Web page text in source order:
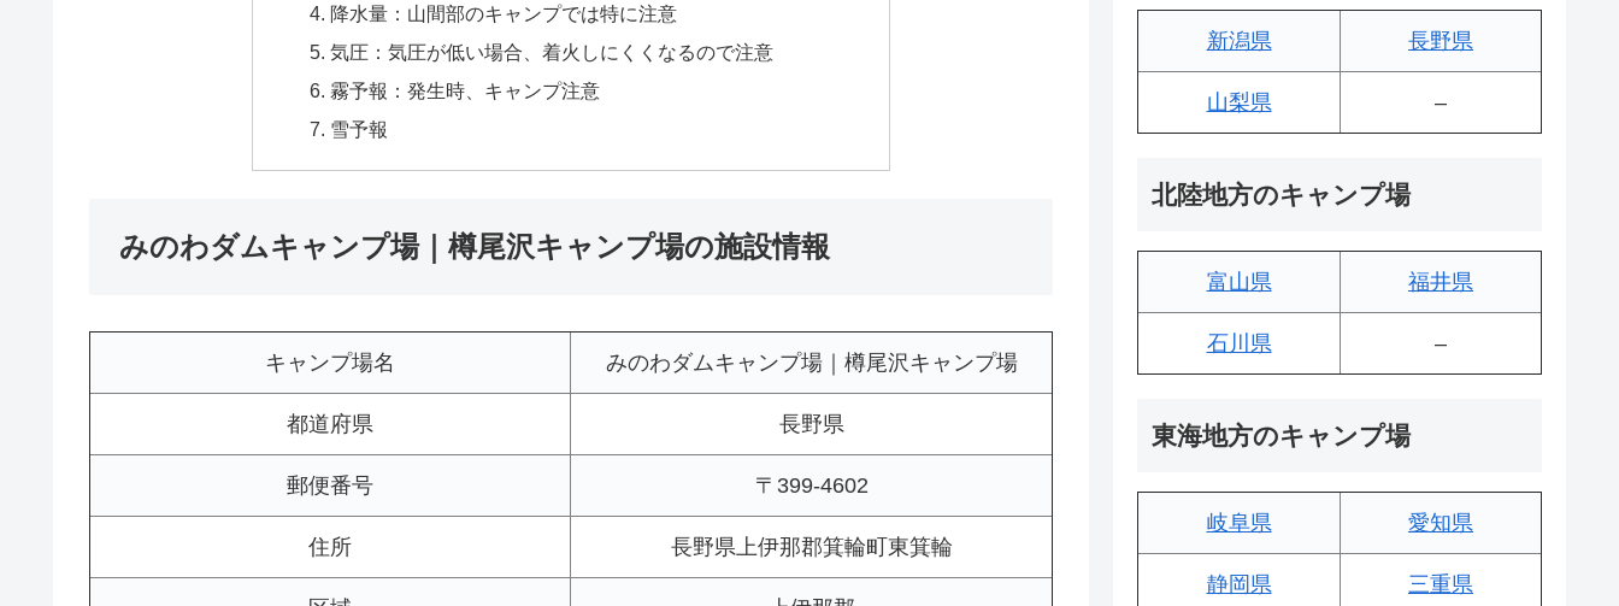
降水量：山間部のキャンプでは特に注意
気圧：気圧が低い場合、着火しにくくなるので注意
霧予報：発生時、キャンプ注意
雪予報
みのわダムキャンプ場｜樽尾沢キャンプ場の施設情報
キャンプ場名 みのわダムキャンプ場｜樽尾沢キャンプ場
都道府県 長野県
郵便番号 〒399-4602
住所 長野県上伊那郡箕輪町東箕輪
新潟県 長野県
山梨県 –
北陸地方のキャンプ場
富山県 福井県
石川県 –
東海地方のキャンプ場
岐阜県 愛知県
静岡県 三重県